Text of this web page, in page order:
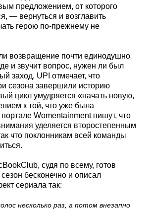
предложением, от которого
— вернуться и возглавить
герою по-прежнему не
возвращение почти единодушно
и звучит вопрос, нужен ли был
заход. UPI отмечает, что
сезона завершили историю
цикл умудряется «начать новую,
к той, что уже была
Womentainment пишут, что
уделяется второстепенным
что поклонникам всей команды
судя по всему, готов
бесконечно и описал
сериала так:
несколько раз, а потом внезапно